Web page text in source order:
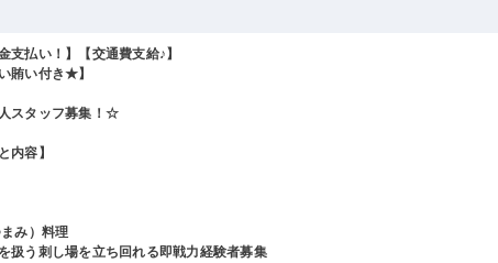
支払い！】【交通費支給♪】
賄い付き★】
スタッフ募集！☆
内容】
み）料理
扱う刺し場を立ち回れる即戦力経験者募集